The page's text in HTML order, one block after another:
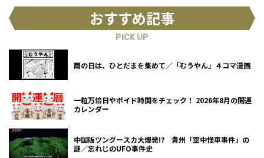
おすすめ記事
PICK UP
雨の日は、ひとだまを集めて／「むうやん」４コマ漫画
一粒万倍日やボイド時間をチェック！ 2026年8月の開運
カレンダー
中国版ツングースカ大爆発!? 貴州「空中怪車事件」の
謎／忘れじのUFO事件史